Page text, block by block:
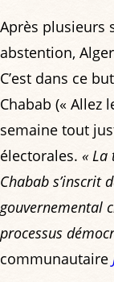
Après plusieurs
abstention,
C’est dans ce
Chabab (« Allez
semaine tout
électorales. « La
Chabab s’inscrit
gouvernemental
processus
communautaire